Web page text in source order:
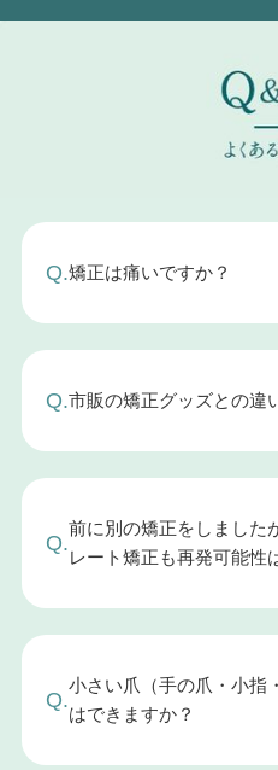
Q.矯正は痛いですか？
A.
痛みには個人差があり、
と保証することは出来ま
るため、他の治療法に比
Q.市販の矯正グッズとの違
A.
市販の矯正器具は数多く
しか矯正できず、一時的
う」「矯正力が強すぎる
トラブルが発生しやすい
Q.
前に別の矯正をしました
レート矯正も再発可能性
当院の矯正メソッドは、
リスクが一番低い矯正法
もらうことで可能な限り
ます。
Q.
小さい爪（手の爪・小指
はできますか？
矯正用プレートは爪の表